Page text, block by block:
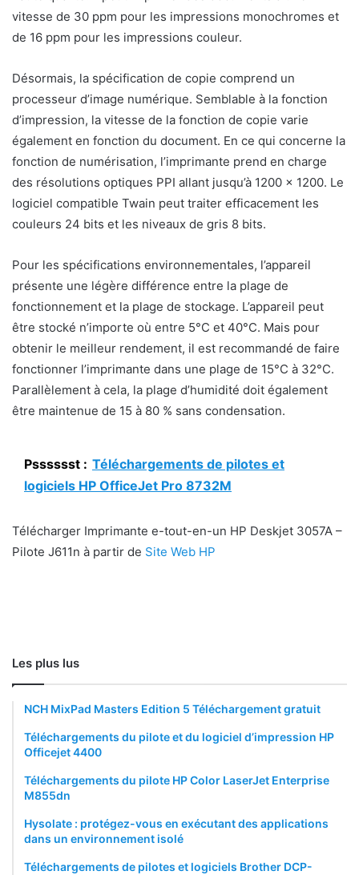
vitesse de 30 ppm pour les impressions monochromes et
de 16 ppm pour les impressions couleur.
Désormais, la spécification de copie comprend un
processeur d’image numérique. Semblable à la fonction
d’impression, la vitesse de la fonction de copie varie
également en fonction du document. En ce qui concerne la
fonction de numérisation, l’imprimante prend en charge
des résolutions optiques PPI allant jusqu’à 1200 x 1200. Le
logiciel compatible Twain peut traiter efficacement les
couleurs 24 bits et les niveaux de gris 8 bits.
Pour les spécifications environnementales, l’appareil
présente une légère différence entre la plage de
fonctionnement et la plage de stockage. L’appareil peut
être stocké n’importe où entre 5°C et 40°C. Mais pour
obtenir le meilleur rendement, il est recommandé de faire
fonctionner l’imprimante dans une plage de 15°C à 32°C.
Parallèlement à cela, la plage d’humidité doit également
être maintenue de 15 à 80 % sans condensation.
Psssssst : Téléchargements de pilotes et
logiciels HP OfficeJet Pro 8732M
Télécharger Imprimante e-tout-en-un HP Deskjet 3057A –
Pilote J611n à partir de Site Web HP
Les plus lus
NCH MixPad Masters Edition 5 Téléchargement gratuit
Téléchargements du pilote et du logiciel d’impression HP
Officejet 4400
Téléchargements du pilote HP Color LaserJet Enterprise
M855dn
Hysolate : protégez-vous en exécutant des applications
dans un environnement isolé
Téléchargements de pilotes et logiciels Brother DCP-